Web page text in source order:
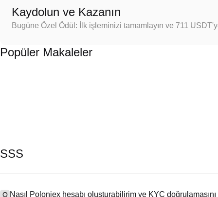
Kaydolun ve Kazanın
Bugüne Özel Ödül: İlk işleminizi tamamlayın ve 711
Popüler Makaleler
SSS
Q Nasıl Poloniex hesabı oluşturabilirim ve KYC